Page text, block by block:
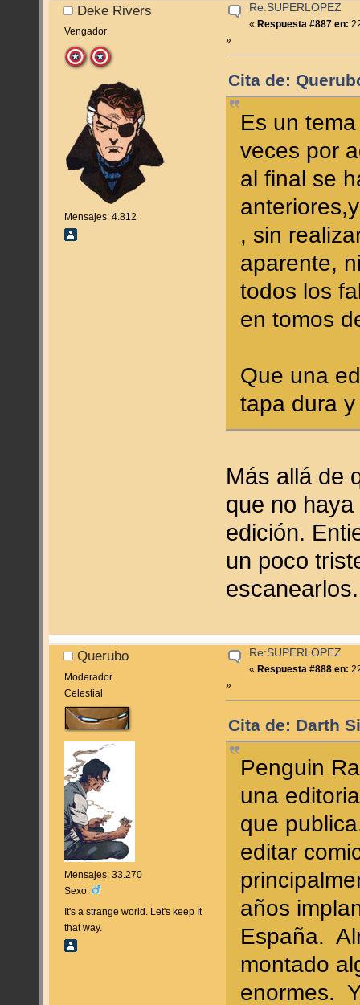
Deke Rivers
Vengador
Mensajes: 4.812
Re:SUPERLOPEZ
«Respuesta #887 en:
»
Cita de:
Es un
veces por
al final se
, sin
aparente,
todos los
en tomos
Que una
tapa dura
Más allá de
que no
edición.
un poco
escanearlos.
Querubo
Moderador
Celestial
Mensajes: 33.270
Sexo:
It's a strange world. Let's keep It
that way.
Re:SUPERLOPEZ
«Respuesta #888 en:
»
Cita de: Darth
Penguin
una
que
editar
años
España.
montado
enormes.